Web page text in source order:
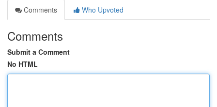
Comments
Who Upvoted
Comments
Submit a Comment
No HTML